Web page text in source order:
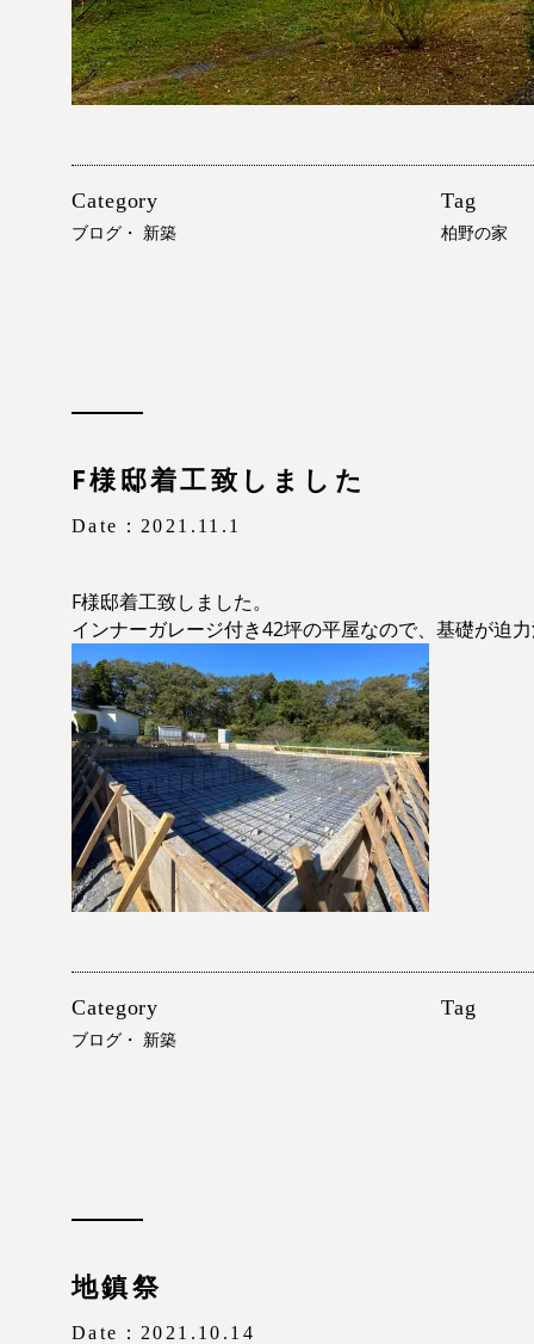
Category
ブログ ・ 新築
Tag
柏野の家
F様邸着工致しました
Date：2021.11.1
F様邸着工致しました。
インナーガレージ付き42坪の平屋なので、基礎が迫
Category
ブログ ・ 新築
Tag
地鎮祭
Date：2021.10.14